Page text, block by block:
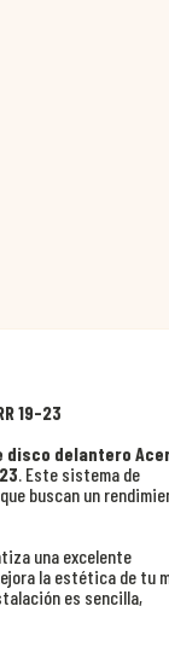
19-23
disco delantero
. Este sistema de
buscan un
una excelente
la estética de tu
es sencilla,